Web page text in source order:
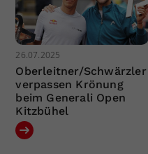
26.07.2025
Oberleitner/Schwärzler
verpassen Krönung
beim Generali Open
Kitzbühel